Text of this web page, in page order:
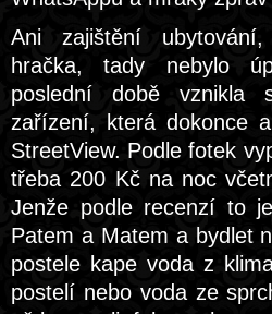
Ani zajištění
hračka, tady nebylo
poslední době vznikla
zařízení, která dokonce
StreetView. Podle fotek
třeba 200 Kč na noc
Jenže podle recenzí to
Patem a Matem a bydlet
postele kape voda z
postelí nebo voda ze